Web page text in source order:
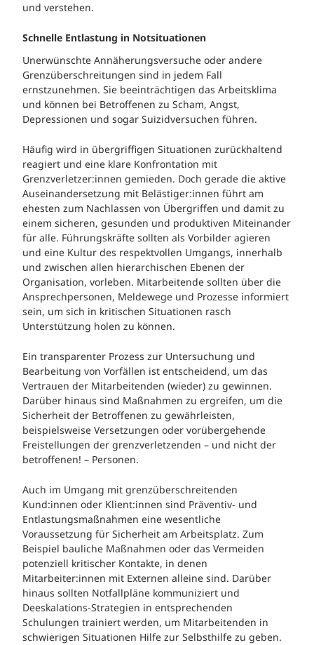
und verstehen.
Schnelle Entlastung in Notsituationen
Unerwünschte Annäherungsversuche oder andere
Grenzüberschreitungen sind in jedem Fall
ernstzunehmen. Sie beeinträchtigen das Arbeitsklima
und können bei Betroffenen zu Scham, Angst,
Depressionen und sogar Suizidversuchen führen.
Häufig wird in übergriffigen Situationen zurückhaltend
reagiert und eine klare Konfrontation mit
Grenzverletzer:innen gemieden. Doch gerade die aktive
Auseinandersetzung mit Belästiger:innen führt am
ehesten zum Nachlassen von Übergriffen und damit zu
einem sicheren, gesunden und produktiven Miteinander
für alle. Führungskräfte sollten als Vorbilder agieren
und eine Kultur des respektvollen Umgangs, innerhalb
und zwischen allen hierarchischen Ebenen der
Organisation, vorleben. Mitarbeitende sollten über die
Ansprechpersonen, Meldewege und Prozesse informiert
sein, um sich in kritischen Situationen rasch
Unterstützung holen zu können.
Ein transparenter Prozess zur Untersuchung und
Bearbeitung von Vorfällen ist entscheidend, um das
Vertrauen der Mitarbeitenden (wieder) zu gewinnen.
Darüber hinaus sind Maßnahmen zu ergreifen, um die
Sicherheit der Betroffenen zu gewährleisten,
beispielsweise Versetzungen oder vorübergehende
Freistellungen der grenzverletzenden – und nicht der
betroffenen! – Personen.
Auch im Umgang mit grenzüberschreitenden
Kund:innen oder Klient:innen sind Präventiv- und
Entlastungsmaßnahmen eine wesentliche
Voraussetzung für Sicherheit am Arbeitsplatz. Zum
Beispiel bauliche Maßnahmen oder das Vermeiden
potenziell kritischer Kontakte, in denen
Mitarbeiter:innen mit Externen alleine sind. Darüber
hinaus sollten Notfallpläne kommuniziert und
Deeskalations-Strategien in entsprechenden
Schulungen trainiert werden, um Mitarbeitenden in
schwierigen Situationen Hilfe zur Selbsthilfe zu geben.